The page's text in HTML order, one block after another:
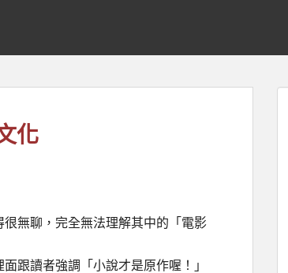
化
無聊，完全無法理解其中的「電影
跟讀者強調「小說才是原作喔！」